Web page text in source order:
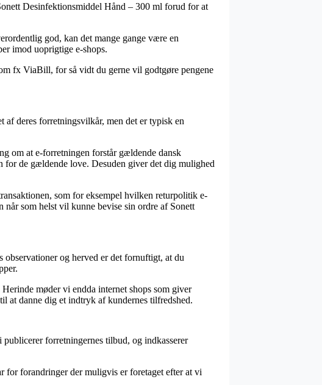
Desinfektionsmiddel Hånd – 300 ml forud for at
god, kan det mange gange være en
imod uoprigtige e-shops.
fx ViaBill, for så vidt du gerne vil godtgøre pengene
af deres forretningsvilkår, men det er typisk en
om at e-forretningen forstår gældende dansk
de gældende love. Desuden giver det dig mulighed
som for eksempel hvilken returpolitik e-
som helst vil kunne bevise sin ordre af Sonett
og herved er det fornuftigt, at du
møder vi endda internet shops som giver
at danne dig et indtryk af kundernes tilfredshed.
forretningernes tilbud, og indkasserer
for forandringer der muligvis er foretaget efter at vi